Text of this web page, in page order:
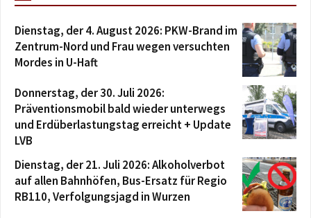
Dienstag, der 4. August 2026: PKW-Brand im
Zentrum-Nord und Frau wegen versuchten
Mordes in U-Haft
Donnerstag, der 30. Juli 2026:
Präventionsmobil bald wieder unterwegs
und Erdüberlastungstag erreicht + Update
LVB
Dienstag, der 21. Juli 2026: Alkoholverbot
auf allen Bahnhöfen, Bus-Ersatz für Regio
RB110, Verfolgungsjagd in Wurzen